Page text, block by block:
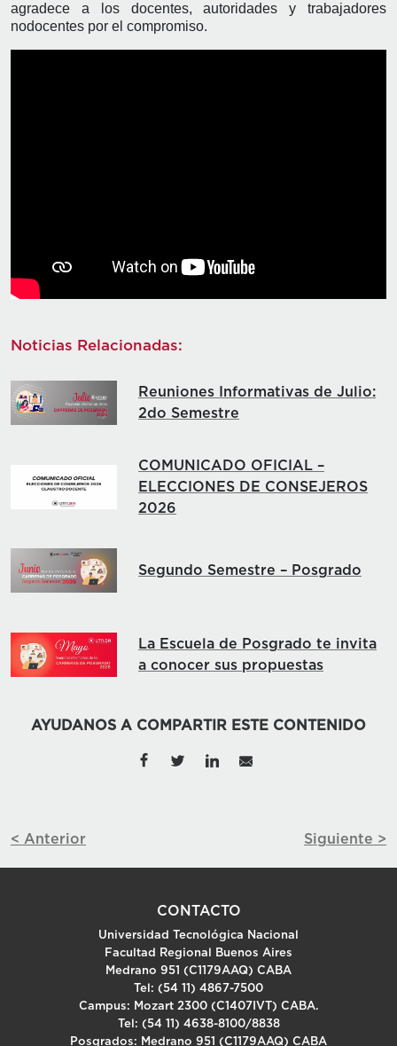
agradece a los docentes, autoridades y trabajadores
nodocentes por el compromiso.
Noticias Relacionadas:
Reuniones Informativas de Julio:
2do Semestre
COMUNICADO OFICIAL –
ELECCIONES DE CONSEJEROS
2026
Segundo Semestre – Posgrado
La Escuela de Posgrado te invita
a conocer sus propuestas
AYUDANOS A COMPARTIR ESTE CONTENIDO
< Anterior Siguiente >
CONTACTO
Universidad Tecnológica Nacional
Facultad Regional Buenos Aires
Medrano 951 (C1179AAQ) CABA
Tel: (54 11) 4867-7500
Campus: Mozart 2300 (C1407IVT) CABA.
Tel: (54 11) 4638-8100/8838
Posgrados: Medrano 951 (C1179AAQ) CABA